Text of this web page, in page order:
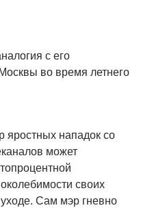
с его
во время летнего
яростных нападок со
может
своих
Сам мэр гневно